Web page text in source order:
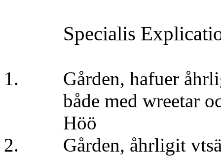
Specialis
1. Gården, hafuer
både med wreetar
Höö
2. Gården, åhrligit